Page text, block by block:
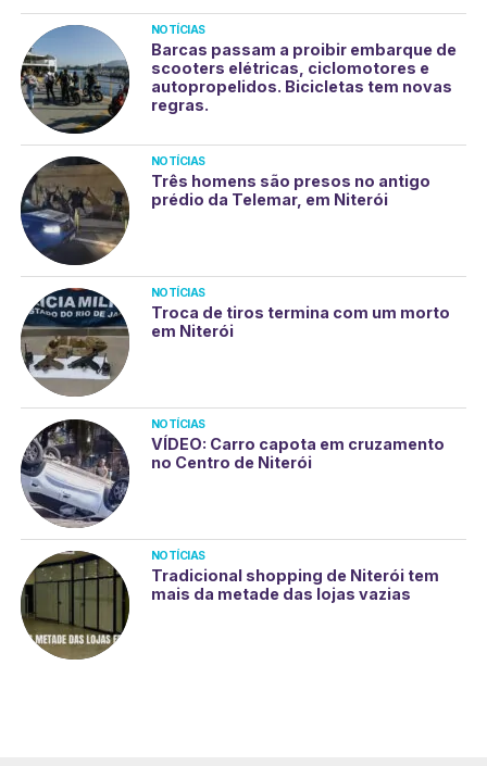
NOTÍCIAS
Barcas passam a proibir embarque de
scooters elétricas, ciclomotores e
autopropelidos. Bicicletas tem novas
regras.
NOTÍCIAS
Três homens são presos no antigo
prédio da Telemar, em Niterói
NOTÍCIAS
Troca de tiros termina com um morto
em Niterói
NOTÍCIAS
VÍDEO: Carro capota em cruzamento
no Centro de Niterói
NOTÍCIAS
Tradicional shopping de Niterói tem
mais da metade das lojas vazias